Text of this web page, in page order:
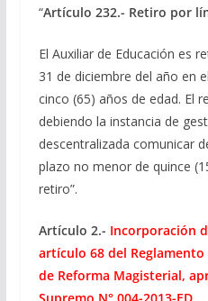
“Artículo 232.- Retiro por
El Auxiliar de Educación es
31 de diciembre del año en
cinco (65) años de edad. El
debiendo la instancia de
descentralizada comunicar
plazo no menor de quince
retiro”.
Artículo 2.- Incorporación
artículo 68 del Reglamento
de Reforma Magisterial,